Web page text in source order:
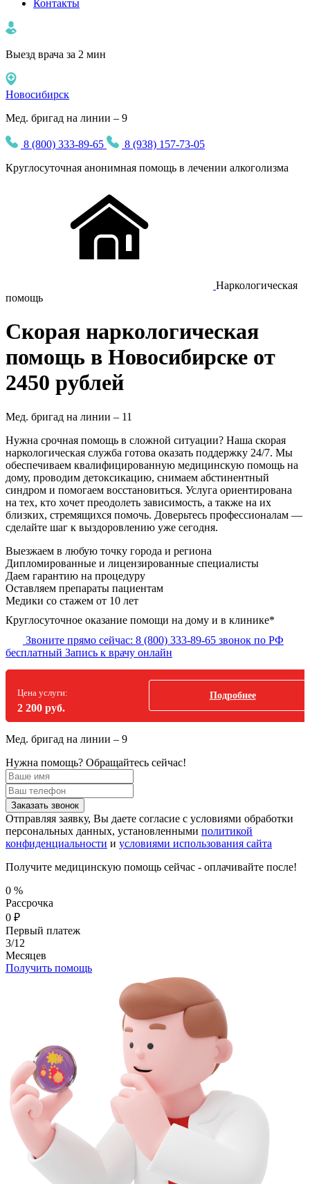
Контакты
Выезд врача за 2 мин
Новосибирск
Мед. бригад на линии – 9
8 (800) 333-89-65
8 (938) 157-73-05
Круглосуточная анонимная помощь в лечении алкоголизма
Наркологическая
помощь
Скорая наркологическая
помощь в Новосибирске от
2450 рублей
Мед. бригад на линии – 11
Нужна срочная помощь в сложной ситуации? Наша скорая
наркологическая служба готова оказать поддержку 24/7. Мы
обеспечиваем квалифицированную медицинскую помощь на
дому, проводим детоксикацию, снимаем абстинентный
синдром и помогаем восстановиться. Услуга ориентирована
на тех, кто хочет преодолеть зависимость, а также на их
близких, стремящихся помочь. Доверьтесь профессионалам —
сделайте шаг к выздоровлению уже сегодня.
Выезжаем в любую точку города и региона
Дипломированные и лицензированные специалисты
Даем гарантию на процедуру
Оставляем препараты пациентам
Медики со стажем от 10 лет
Круглосуточное оказание помощи на дому и в клинике*
Звоните прямо сейчас: 8 (800) 333-89-65 звонок по РФ
бесплатный Запись к врачу онлайн
Цена услуги:
2 200 руб.
Подробнее
Мед. бригад на линии – 9
Нужна помощь? Обращайтесь сейчас!
Заказать звонок
Отправляя заявку, Вы даете согласие с условиями обработки
персональных данных, установленными политикой
конфиденциальности и условиями использования сайта
Получите медицинскую помощь сейчас - оплачивайте после!
0 %
Рассрочка
0 ₽
Первый платеж
3/12
Месяцев
Получить помощь